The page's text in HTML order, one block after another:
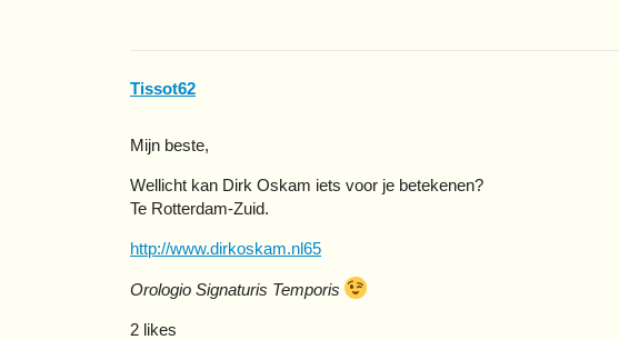
Tissot62
Mijn beste,
Wellicht kan Dirk Oskam iets voor je betekenen?
Te Rotterdam-Zuid.
http://www.dirkoskam.nl65
Orologio Signaturis Temporis
2 likes